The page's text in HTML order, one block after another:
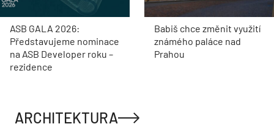
ASB GALA 2026:
Představujeme nominace
na ASB Developer roku –
rezidence
Babiš chce změnit využití
známého paláce nad
Prahou
ARCHITEKTURA